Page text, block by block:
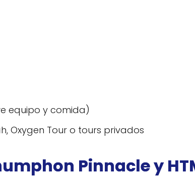
equipo y comida)
Oxygen Tour o tours privados
Pinnacle y